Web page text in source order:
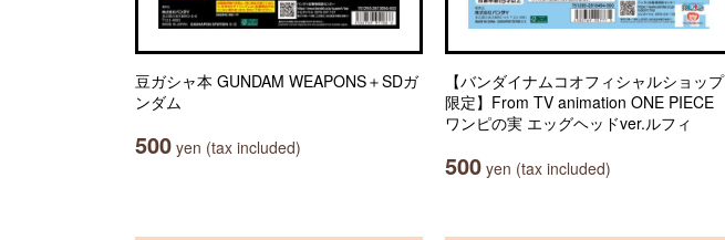
豆ガシャ本 GUNDAM WEAPONS＋SDガ
ンダム
500 yen (tax included)
【バンダイナムコオフィシャルショップ
限定】From TV animation ONE PIECE
ワンピの実 エッグヘッドver.ルフィ
500 yen (tax included)